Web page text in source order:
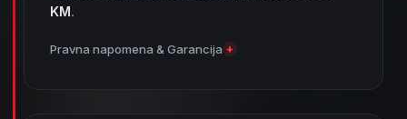
KM.
Pravna napomena & Garancija +